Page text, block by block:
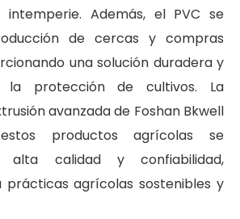
Además, el PVC se
de cercas y compras
una solución duradera y
la protección de cultivos. La
avanzada de Foshan Bkwell
productos agrícolas se
alta calidad y confiabilidad,
prácticas agrícolas sostenibles y